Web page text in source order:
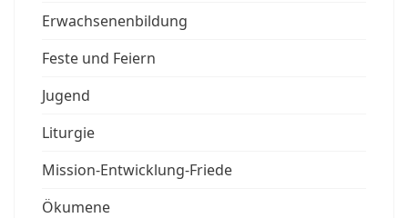
Erwachsenenbildung
Feste und Feiern
Jugend
Liturgie
Mission-Entwicklung-Friede
Ökumene